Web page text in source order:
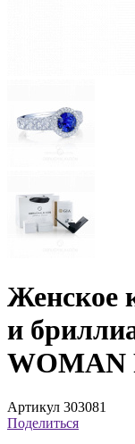
Женское
и
WOMAN
Артикул 303081
Поделиться